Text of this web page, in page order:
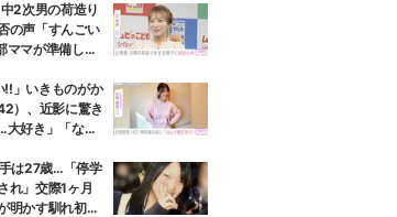
2次男の荷造り
の声「すんごい
マが準備して
!!」いきものがか
）、近影に驚き
好き」「なん
は27歳…「停学
れ」交際1ヶ月
明かす馴れ初め